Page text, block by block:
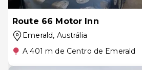
Route 66 Motor Inn
Emerald, Austrália
A 401 m de Centro de Emerald